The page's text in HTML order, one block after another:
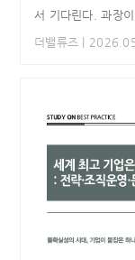
서 기다린다. 과장
더밸류즈 |